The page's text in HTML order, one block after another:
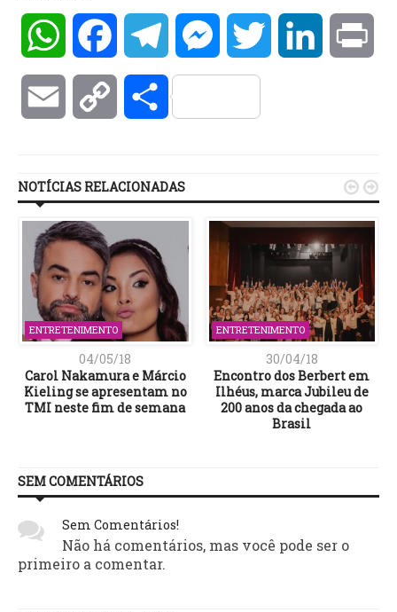
WhatsAppFacebookTelegramMessengerTwitter LinkedIn
Email Copy Compartilhar
NOTÍCIAS RELACIONADAS
ENTRETENIMENTO
04/05/18
Carol Nakamura e Márcio
Kieling se apresentam no
TMI neste fim de semana
ENTRETENIMENTO
30/04/18
Encontro dos Berbert em
Ilhéus, marca Jubileu de
200 anos da chegada ao
Brasil
 
SEM COMENTÁRIOS
Sem Comentários!
Não há comentários, mas você pode ser o
primeiro a comentar.